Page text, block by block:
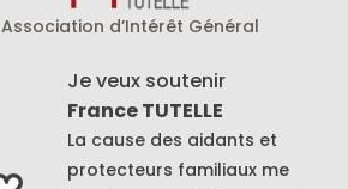
Association d’Intérêt Général
Je veux soutenir
France TUTELLE
La cause des aidants et
protecteurs familiaux me